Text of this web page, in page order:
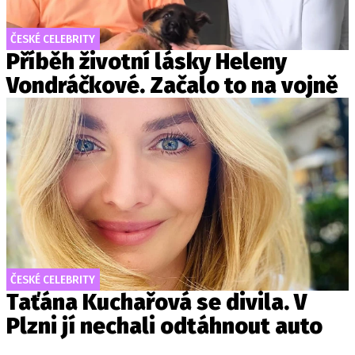
ČESKÉ CELEBRITY
Příběh životní lásky Heleny
Vondráčkové. Začalo to na vojně
ČESKÉ CELEBRITY
Taťána Kuchařová se divila. V
Plzni jí nechali odtáhnout auto